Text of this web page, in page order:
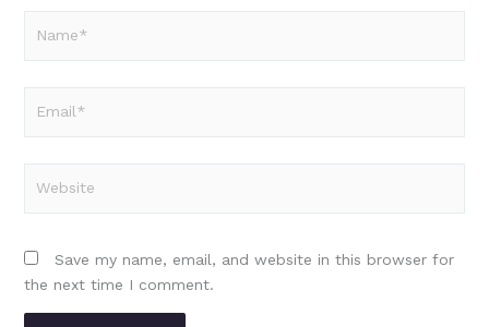
Save my name, email, and website in this browser for
the next time I comment.